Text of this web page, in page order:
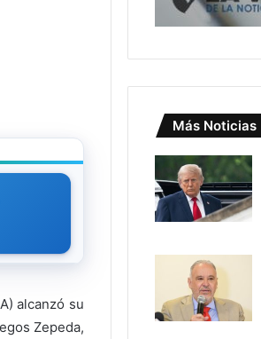
alcanzó su
Zepeda,
Más Noticias